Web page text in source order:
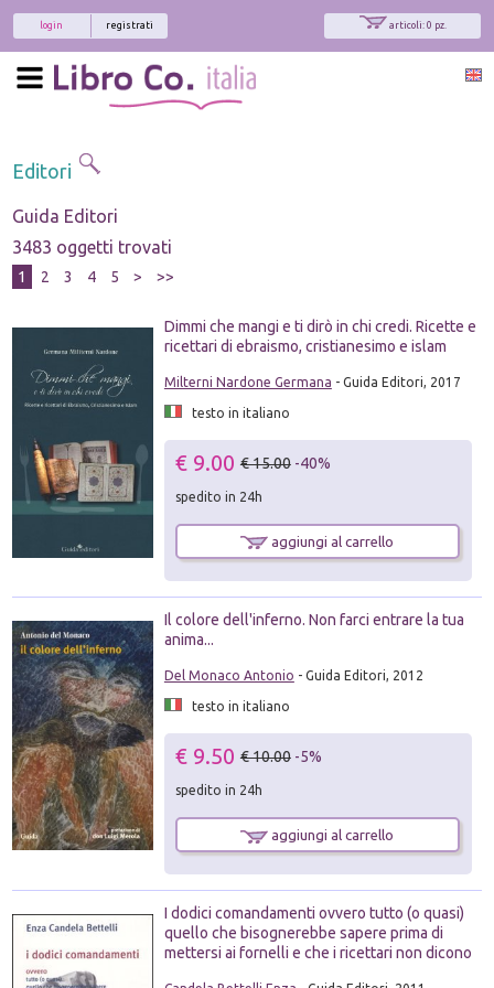
articoli: 0 pz.
registrati
login
Editori
Guida Editori
3483 oggetti trovati
1 2 3 4 5 > >>
Dimmi che mangi e ti dirò in chi credi. Ricette e
ricettari di ebraismo, cristianesimo e islam
Milterni Nardone Germana - Guida Editori, 2017
testo in italiano
€ 9.00 € 15.00 -40%
spedito in 24h
aggiungi al carrello
Il colore dell'inferno. Non farci entrare la tua
anima...
Del Monaco Antonio - Guida Editori, 2012
testo in italiano
€ 9.50 € 10.00 -5%
spedito in 24h
aggiungi al carrello
I dodici comandamenti ovvero tutto (o quasi)
quello che bisognerebbe sapere prima di
mettersi ai fornelli e che i ricettari non dicono